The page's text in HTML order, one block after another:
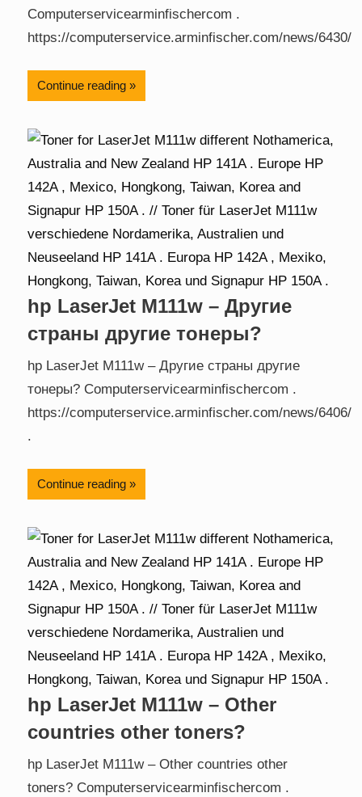
Computerservicearminfischercom .
https://computerservice.arminfischer.com/news/6430/
Continue reading
hp LaserJet M111w – Другие
страны другие тонеры?
hp LaserJet M111w – Другие страны другие
тонеры? Computerservicearminfischercom .
https://computerservice.arminfischer.com/news/6406/
.
Continue reading
hp LaserJet M111w – Other
countries other toners?
hp LaserJet M111w – Other countries other
toners? Computerservicearminfischercom .